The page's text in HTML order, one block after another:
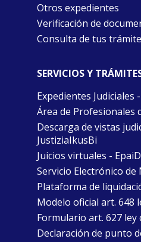
Otros expedientes
Verificación de
Consulta de tus
SERVICIOS Y
Expedientes Judiciales
Área de Profesionales
Descarga de vistas
JustiziaIkusBi
Juicios virtuales -
Servicio Electrónico
Plataforma de
Modelo oficial art. 648
Formulario art. 627 ley
Declaración de punto